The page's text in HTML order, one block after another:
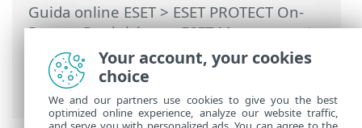
Guida online ESET> ESET PROTECT On-
Prem>Per iniziare>ESET Management
Distribuzione agente>Distribuzione da
remoto> ESET Remote Deployment Tool
> Seleziona computer da Active Directory
Your account, your cookies
choice
We and our partners use cookies to give you the best
optimized online experience, analyze our website traffic,